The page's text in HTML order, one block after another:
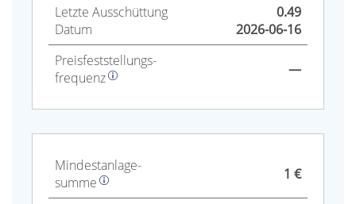
Letzte Aus­schüttung
Datum
0.49
2026-06-16
Preis­fest­stellungs­
frequenz
—
Mindest­anlage­
summe
1 €